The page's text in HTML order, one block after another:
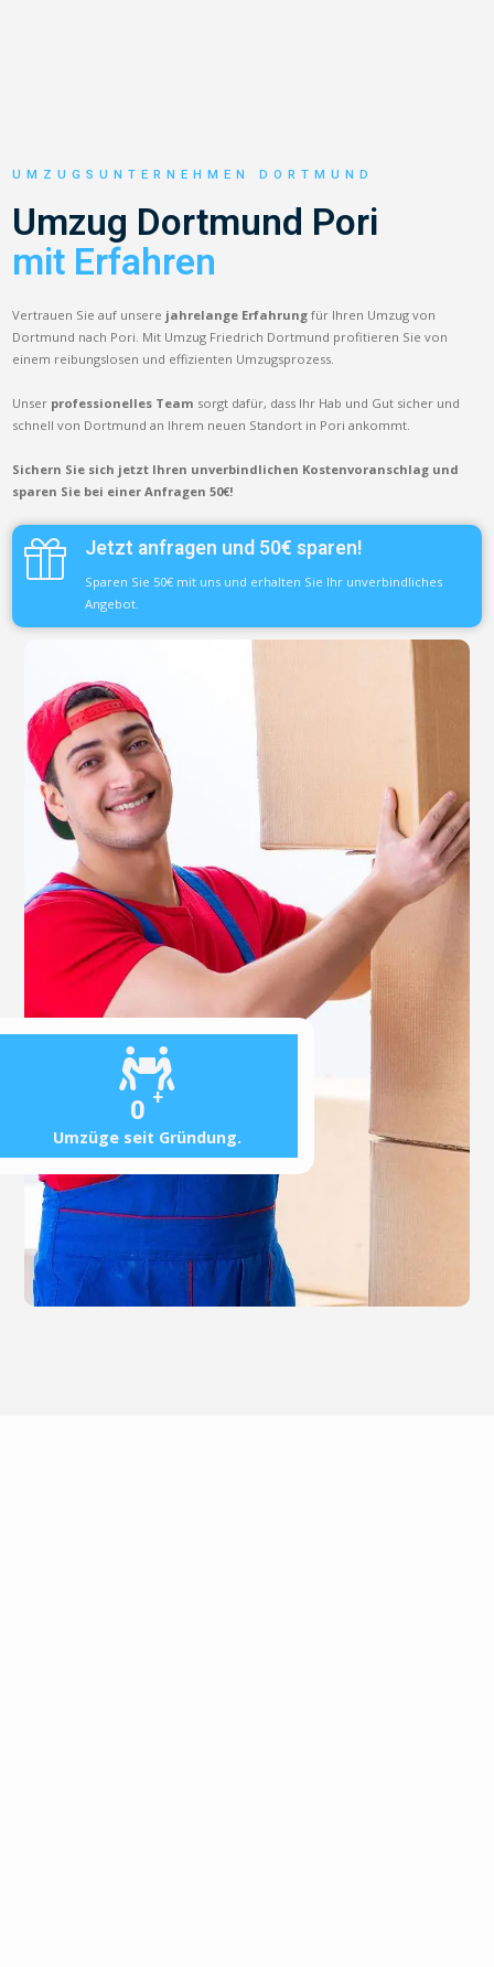
0 +
Umzüge seit Gründung.
UMZUGSUNTERNEHMEN DORTMUND
Umzug Dortmund Pori
mit Erfahren
Vertrauen Sie auf unsere jahrelange Erfahrung für Ihren Umzug von
Dortmund nach Pori. Mit Umzug Friedrich Dortmund profitieren Sie von
einem reibungslosen und effizienten Umzugsprozess.
Unser professionelles Team sorgt dafür, dass Ihr Hab und Gut sicher und
schnell von Dortmund an Ihrem neuen Standort in Pori ankommt.
Sichern Sie sich jetzt Ihren unverbindlichen Kostenvoranschlag und
sparen Sie bei einer Anfragen 50€!
Jetzt anfragen und 50€ sparen!
Sparen Sie 50€ mit uns und erhalten Sie Ihr unverbindliches
Angebot.